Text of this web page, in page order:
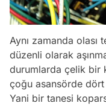
Aynı zamanda olası
düzenli olarak
durumlarda çelik bir
çoğu asansörde
Yani bir tanesi